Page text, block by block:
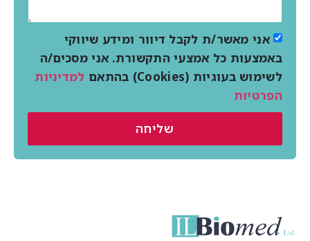
אני מאשר/ת לקבל דיוור ומידע שיווקי
באמצעות כל אמצעי התקשורת. אני מסכים/ה
לשימוש בעוגיות (Cookies) בהתאם
למדיניות
הפרטיות
שליחה